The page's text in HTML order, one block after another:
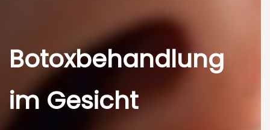
Botoxbehandlung
im Gesicht